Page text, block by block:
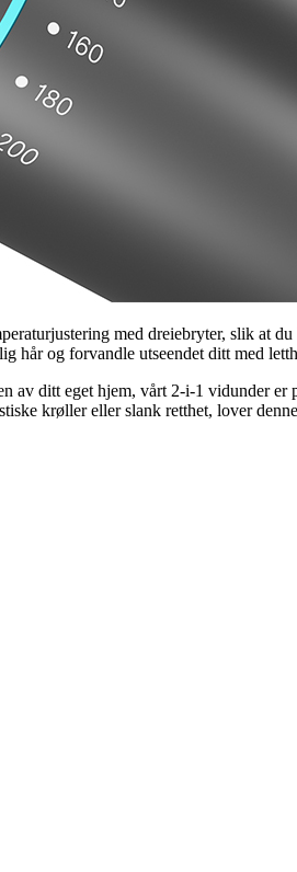
med dreiebryter, slik at
hår og forvandle utseendet ditt med
av ditt eget hjem, vårt 2-i-1 vidunder
krøller eller slank retthet, lover